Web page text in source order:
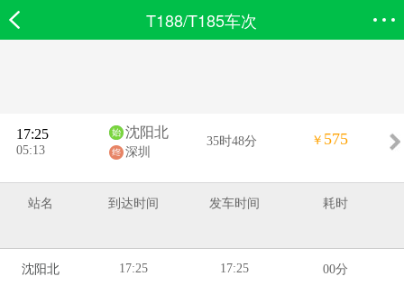
T188/T185车次
17:25
05:13
沈阳北
深圳
35时48分 ￥ 575
站名 到达时间 发车时间 耗时
沈阳北 17:25 17:25 00分